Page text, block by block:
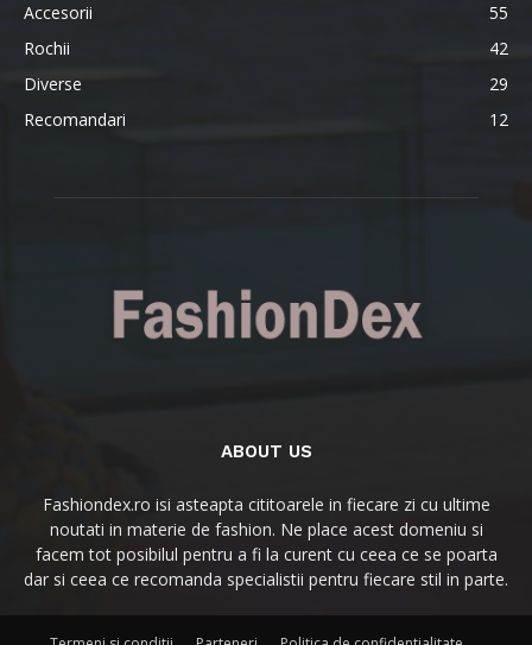
Accesorii
55
Rochii
42
Diverse
29
Recomandari
12
ABOUT US
Fashiondex.ro isi asteapta cititoarele in fiecare zi cu ultime
noutati in materie de fashion. Ne place acest domeniu si
facem tot posibilul pentru a fi la curent cu ceea ce se poarta
dar si ceea ce recomanda specialistii pentru fiecare stil in parte.